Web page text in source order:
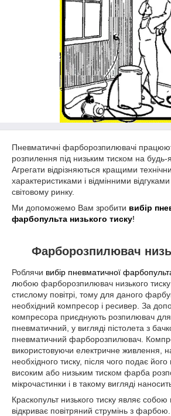
Пневматичні фарборозпилювачі
розпилення під низьким тиском на будь-
Агрегати відрізняються кращими
характеристиками і відмінними
світовому ринку.
Ми допоможемо Вам зробити вибір
фарбопульта низького тиску!
Фарборозпилювач
Роблячи вибір пневматичної
любою фарборозпилювач низького
стислому повітрі, тому для даного
необхідний компресор і ресивер. За
компресора приєднують розпилювач
пневматичний, у вигляді пістолета з
пневматичний фарборозпилювач.
використовуючи електричне живлення,
необхідного тиску, після чого подає
високим або низьким тиском фарба
мікрочастинки і в такому вигляді
Краскопульт низького тиску являє собою
відкриває повітряний струмінь з